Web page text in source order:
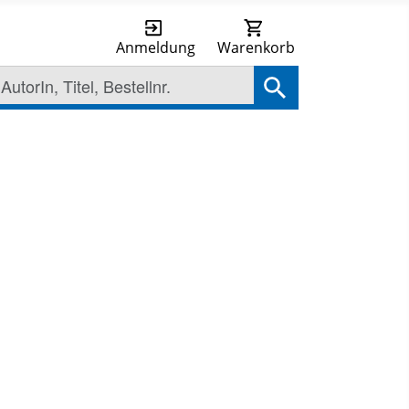
Anmeldung Warenkorb